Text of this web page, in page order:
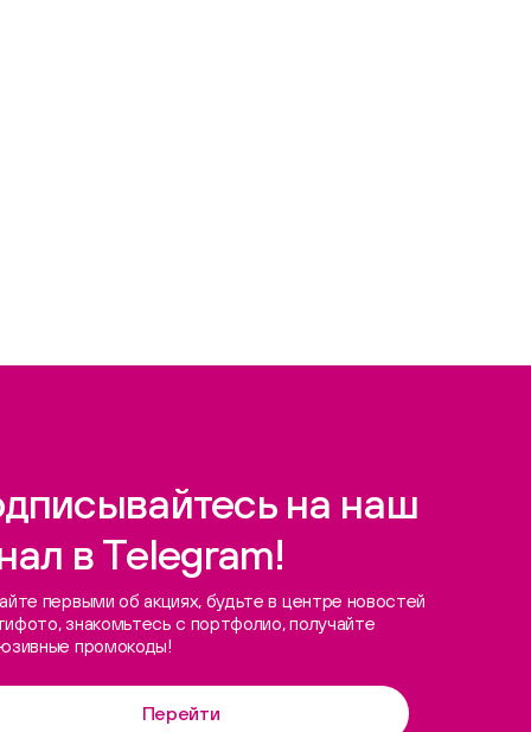
на наш
в Telegram!
первыми об акциях, будьте в центре новостей
знакомьтесь с портфолио, получайте
промокоды!
Перейти